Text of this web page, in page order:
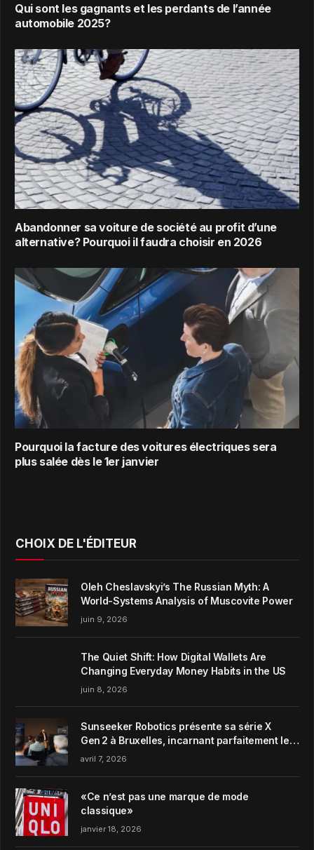
Qui sont les gagnants et les perdants de l’année
automobile 2025?
Abandonner sa voiture de société au profit d’une
alternative? Pourquoi il faudra choisir en 2026
Pourquoi la facture des voitures électriques sera
plus salée dès le 1er janvier
CHOIX DE L'ÉDITEUR
Oleh Cheslavskyi’s The Russian Myth: A
World-Systems Analysis of Muscovite Power
juin 9, 2026
The Quiet Shift: How Digital Wallets Are
Changing Everyday Money Habits in the US
juin 8, 2026
Sunseeker Robotics présente sa série X
Gen 2 à Bruxelles, incarnant parfaitement le
concept de Garden Harmony de la marque
avril 7, 2026
«Ce n’est pas une marque de mode
classique»
janvier 18, 2026